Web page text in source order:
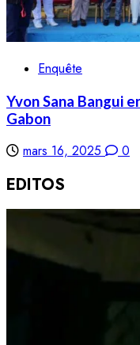
Enquête
Yvon Sana Bangui
Gabon
mars 16, 2025 0
EDITOS